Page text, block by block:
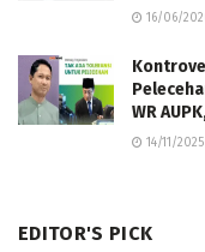
16/06/
WR
14/11/2025
EDITOR'S PICK